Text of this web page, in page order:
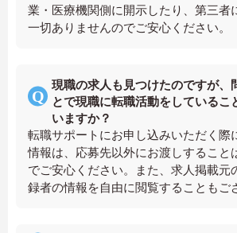
業・医療機関側に開示したり、第三者
一切ありませんのでご安心ください。
現職の求人も見つけたのですが、
とで現職に転職活動をしているこ
いますか？
転職サポートにお申し込みいただく際
情報は、応募先以外にお渡しすること
でご安心ください。また、求人掲載元
録者の情報を自由に閲覧することもご